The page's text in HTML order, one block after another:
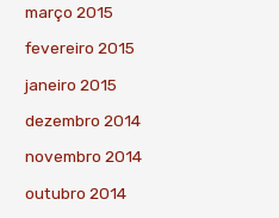
março 2015
fevereiro 2015
janeiro 2015
dezembro 2014
novembro 2014
outubro 2014